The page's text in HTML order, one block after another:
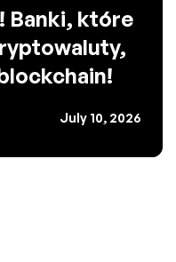
Banki, które
July 10, 2026